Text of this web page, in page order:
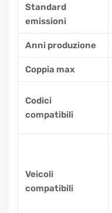
Standard
emissioni
Anni produzione
Coppia max
Codici
compatibili
Veicoli
compatibili